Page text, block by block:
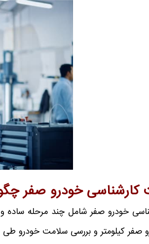
کارشناسی خودرو صفر
خودرو صفر شامل چند مرحله
صفر کیلومتر و بررسی سلامت خودرو طی